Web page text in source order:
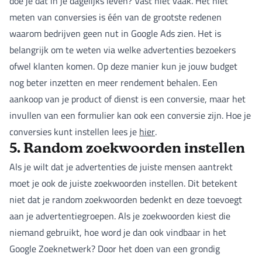
meten van conversies is één van de grootste redenen
waarom bedrijven geen nut in Google Ads zien. Het is
belangrijk om te weten via welke advertenties bezoekers
ofwel klanten komen. Op deze manier kun je jouw budget
nog beter inzetten en meer rendement behalen. Een
aankoop van je product of dienst is een conversie, maar het
invullen van een formulier kan ook een conversie zijn. Hoe je
conversies kunt instellen lees je hier.
5. Random zoekwoorden instellen
Als je wilt dat je advertenties de juiste mensen aantrekt
moet je ook de juiste zoekwoorden instellen. Dit betekent
niet dat je random zoekwoorden bedenkt en deze toevoegt
aan je advertentiegroepen. Als je zoekwoorden kiest die
niemand gebruikt, hoe word je dan ook vindbaar in het
Google Zoeknetwerk? Door het doen van een grondig